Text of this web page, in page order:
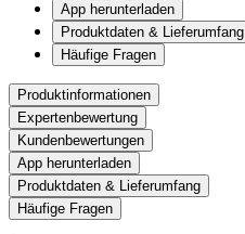
App herunterladen
Produktdaten & Lieferumfang
Häufige Fragen
Produktinformationen
Expertenbewertung
Kundenbewertungen
App herunterladen
Produktdaten & Lieferumfang
Häufige Fragen